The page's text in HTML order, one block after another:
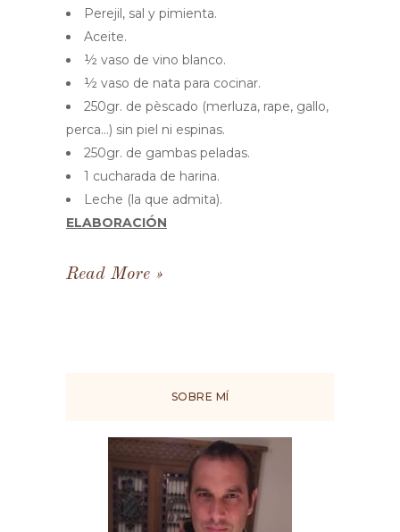
Perejil, sal y pimienta.
Aceite.
½ vaso de vino blanco.
½ vaso de nata para cocinar.
250gr. de pèscado (merluza, rape, gallo,
perca...) sin piel ni espinas.
250gr. de gambas peladas.
1 cucharada de harina.
Leche (la que admita).
ELABORACIÓN
Read More
SOBRE MÍ